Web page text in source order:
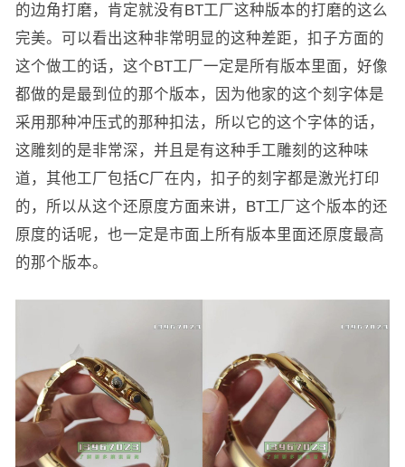
的边角打磨，肯定就没有BT工厂这种版本的打磨的这么
完美。可以看出这种非常明显的这种差距，扣子方面的
这个做工的话，这个BT工厂一定是所有版本里面，好像
都做的是最到位的那个版本，因为他家的这个刻字体是
采用那种冲压式的那种扣法，所以它的这个字体的话，
这雕刻的是非常深，并且是有这种手工雕刻的这种味
道，其他工厂包括C厂在内，扣子的刻字都是激光打印
的，所以从这个还原度方面来讲，BT工厂这个版本的还
原度的话呢，也一定是市面上所有版本里面还原度最高
的那个版本。